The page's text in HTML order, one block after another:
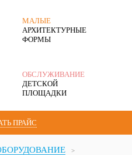
МАЛЫЕ
АРХИТЕКТУРНЫЕ
ФОРМЫ
ОБСЛУЖИВАНИЕ
ДЕТСКОЙ
ПЛОЩАДКИ
ПРАЙС